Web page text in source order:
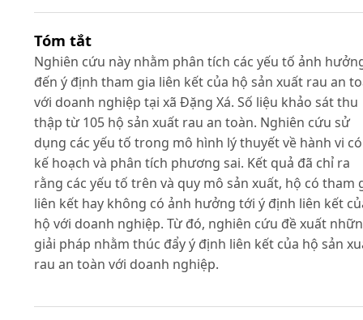
Tóm tắt
Nghiên cứu này nhằm phân tích các yếu tố ảnh
đến ý định tham gia liên kết của hộ sản xuất rau an
với doanh nghiệp tại xã Đặng Xá. Số liệu khảo sát thu
thập từ 105 hộ sản xuất rau an toàn. Nghiên cứu sử
dụng các yếu tố trong mô hình lý thuyết về hành vi có
kế hoạch và phân tích phương sai. Kết quả đã chỉ ra
rằng các yếu tố trên và quy mô sản xuất, hộ có tham
liên kết hay không có ảnh hưởng tới ý định liên kết
hộ với doanh nghiệp. Từ đó, nghiên cứu đề xuất
giải pháp nhằm thúc đẩy ý định liên kết của hộ sản
rau an toàn với doanh nghiệp.